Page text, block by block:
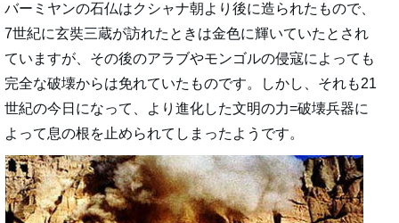
バーミヤンの石仏はクシャナ朝より後に造られたもので、
7世紀に玄奘三蔵が訪れたときは金色に輝いていたとされ
ていますが、その後のアラブやモンゴルの侵寇によっても
完全な破壊からは免れていたものです。しかし、それも21
世紀の今日になって、より進化した文明の力=破壊兵器に
よって息の根を止められてしまったようです。